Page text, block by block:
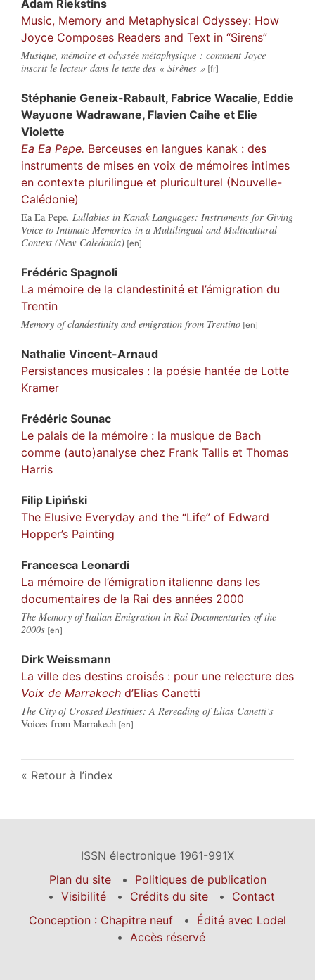
Adam Riekstins
Music, Memory and Metaphysical Odyssey: How
Joyce Composes Readers and Text in “Sirens”
Musique, mémoire et odyssée métaphysique : comment Joyce
inscrit le lecteur dans le texte des « Sirènes »
Stéphanie Geneix-Rabault, Fabrice Wacalie, Eddie
Wayuone Wadrawane, Flavien Caihe et Elie
Violette
Ea Ea Pepe. Berceuses en langues kanak : des
instruments de mises en voix de mémoires intimes
en contexte plurilingue et pluriculturel (Nouvelle-
Calédonie)
Ea Ea Pepe. Lullabies in Kanak Languages: Instruments for Giving
Voice to Intimate Memories in a Multilingual and Multicultural
Context (New Caledonia)
Frédéric Spagnoli
La mémoire de la clandestinité et l’émigration du
Trentin
Memory of clandestinity and emigration from Trentino
Nathalie Vincent-Arnaud
Persistances musicales : la poésie hantée de Lotte
Kramer
Frédéric Sounac
Le palais de la mémoire : la musique de Bach
comme (auto)analyse chez Frank Tallis et Thomas
Harris
Filip Lipiński
The Elusive Everyday and the “Life” of Edward
Hopper’s Painting
Francesca Leonardi
La mémoire de l’émigration italienne dans les
documentaires de la Rai des années 2000
The Memory of Italian Emigration in Rai Documentaries of the
2000s
Dirk Weissmann
La ville des destins croisés : pour une relecture des
Voix de Marrakech d’Elias Canetti
The City of Crossed Destinies: A Rereading of Elias Canetti’s
Voices from Marrakech
Retour à l’index
ISSN électronique 1961-991X
Plan du site
Politiques de publication
Visibilité
Crédits du site
Contact
Conception : Chapitre neuf
Édité avec Lodel
Accès réservé